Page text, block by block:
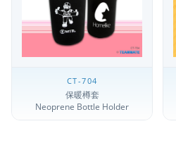
CT-704
保暖樽套
Neoprene Bottle Holder